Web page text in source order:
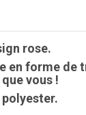
rose.
en forme de
vous !